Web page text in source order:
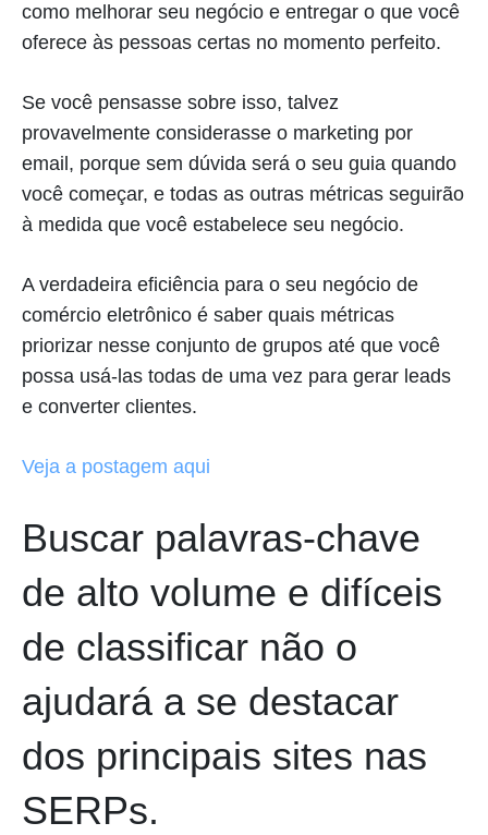
como melhorar seu negócio e entregar o que você
oferece às pessoas certas no momento perfeito.
Se você pensasse sobre isso, talvez
provavelmente considerasse o marketing por
email, porque sem dúvida será o seu guia quando
você começar, e todas as outras métricas seguirão
à medida que você estabelece seu negócio.
A verdadeira eficiência para o seu negócio de
comércio eletrônico é saber quais métricas
priorizar nesse conjunto de grupos até que você
possa usá-las todas de uma vez para gerar leads
e converter clientes.
Veja a postagem aqui
Buscar palavras-chave
de alto volume e difíceis
de classificar não o
ajudará a se destacar
dos principais sites nas
SERPs.